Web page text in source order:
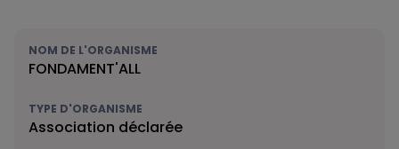
NOM DE L'ORGANISME
FONDAMENT'ALL
TYPE D'ORGANISME
Association déclarée